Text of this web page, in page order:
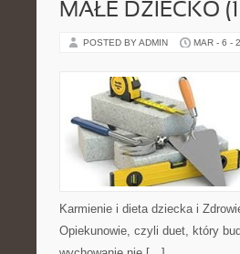
MAŁE DZIECKO
POSTED BY ADMIN MAR - 6 -
Karmienie i dieta dziecka i
Opiekunowie, czyli duet, który